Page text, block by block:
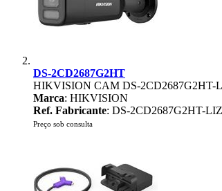
DS-2CD2687G2HT
HIKVISION CAM DS-2CD2687G2HT-
Marca: HIKVISION
Ref. Fabricante: DS-2CD2687G2HT-
Preço sob consulta